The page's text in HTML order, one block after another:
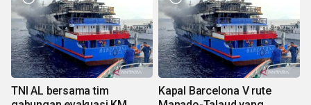
TNI AL bersama tim
Kapal Barcelona V rute